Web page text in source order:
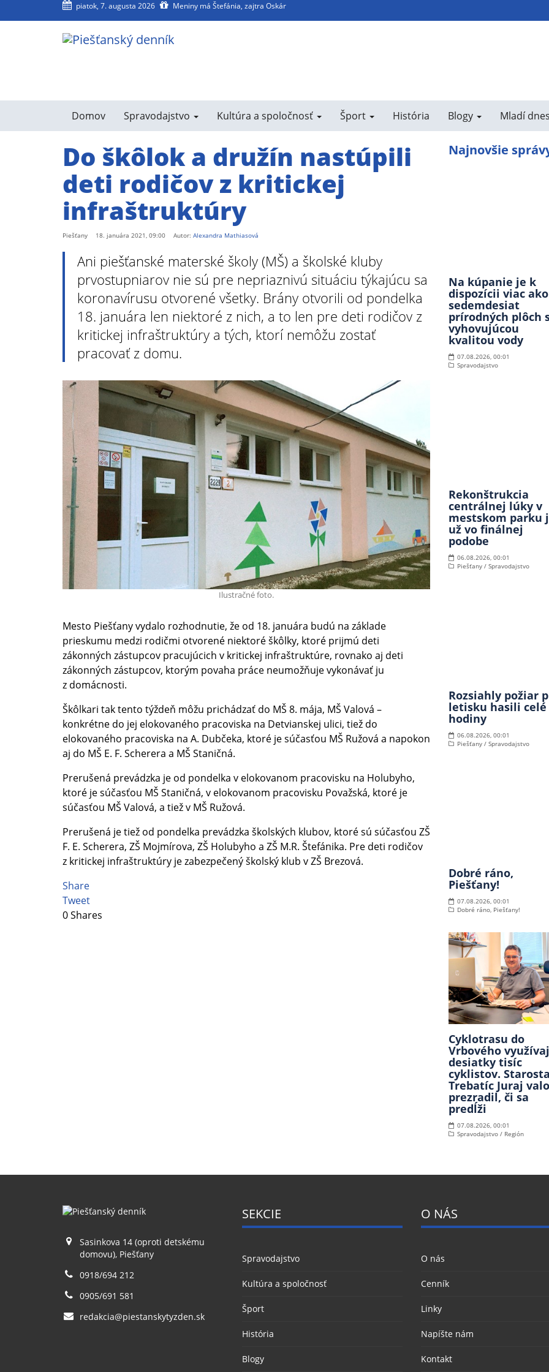
piatok, 7. augusta 2026 Meniny má Štefánia, zajtra Oskár
Domov Spravodajstvo Kultúra a spoločnosť Šport História Blogy Mladí
Do škôlok a družín nastúpili
deti rodičov z kritickej
infraštruktúry
Piešťany 18. januára 2021, 09:00 Autor: Alexandra Mathiasová
Ani piešťanské materské školy (MŠ) a školské kluby
prvostupniarov nie sú pre nepriaznivú situáciu týkajúcu sa
koronavírusu otvorené všetky. Brány otvorili od pondelka
18. januára len niektoré z nich, a to len pre deti rodičov z
kritickej infraštruktúry a tých, ktorí nemôžu zostať
pracovať z domu.
Ilustračné foto.
Mesto Piešťany vydalo rozhodnutie, že od 18. januára budú na základe
prieskumu medzi rodičmi otvorené niektoré škôlky, ktoré prijmú deti
zákonných zástupcov pracujúcich v kritickej infraštruktúre, rovnako aj deti
zákonných zástupcov, ktorým povaha práce neumožňuje vykonávať ju
z domácnosti.
Škôlkari tak tento týždeň môžu prichádzať do MŠ 8. mája, MŠ Valová –
konkrétne do jej elokovaného pracoviska na Detvianskej ulici, tiež do
elokovaného pracoviska na A. Dubčeka, ktoré je súčasťou MŠ Ružová a napokon
aj do MŠ E. F. Scherera a MŠ Staničná.
Prerušená prevádzka je od pondelka v elokovanom pracovisku na Holubyho,
ktoré je súčasťou MŠ Staničná, v elokovanom pracovisku Považská, ktoré je
súčasťou MŠ Valová, a tiež v MŠ Ružová.
Prerušená je tiež od pondelka prevádzka školských klubov, ktoré sú súčasťou ZŠ
F. E. Scherera, ZŠ Mojmírova, ZŠ Holubyho a ZŠ M.R. Štefánika. Pre deti rodičov
z kritickej infraštruktúry je zabezpečený školský klub v ZŠ Brezová.
Share
Tweet
0Shares
Najnovšie
Na kúpanie je k
dispozícii viac ako
sedemdesiat
prírodných plôch
vyhovujúcou
kvalitou vody
07.08.2026, 00:01
Spravodajstvo
Rekonštrukcia
centrálnej lúky v
mestskom parku
už vo finálnej
podobe
06.08.2026, 00:01
Piešťany / Spravodajstvo
Rozsiahly požiar
letisku hasili celé
hodiny
06.08.2026, 00:01
Piešťany / Spravodajstvo
Dobré ráno,
Piešťany!
07.08.2026, 00:01
Dobré ráno, Piešťany!
Cyklotrasu do
Vrbového
desiatky tisíc
cyklistov.
Trebatíc Juraj valo
prezradil, či sa
predĺži
07.08.2026, 00:01
Spravodajstvo / Región
Sasinkova 14 (oproti detskému
domovu), Piešťany
0918/694 212
0905/691 581
redakcia@piestanskytyzden.sk
SEKCIE
Spravodajstvo
Kultúra a spoločnosť
Šport
História
Blogy
O NÁS
O nás
Cenník
Linky
Napíšte nám
Kontakt